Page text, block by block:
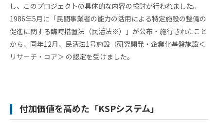
ラム
そ
の
他
の
ハ
支
し、このプロジェクトの具体的な内容の検討が行われました。
1986年5月に「民間事業者の能力の活用による特定施設の整備の
促進に関する臨時措置法（民活法※）」が公布・施行されたこと
から、同年12月、民活法1号施設（研究開発・企業化基盤施設＜
リサーチ・コア＞ の認定を受けました。
付加価値を高めた「KSPシステム」